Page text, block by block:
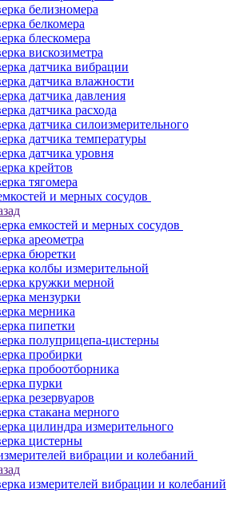
белизномера
белкомера
блескомера
вискозиметра
датчика вибрации
датчика влажности
датчика давления
датчика расхода
датчика силоизмерительного
датчика температуры
датчика уровня
крейтов
тягомера
и мерных сосудов
емкостей и мерных сосудов
ареометра
бюретки
колбы измерительной
кружки мерной
мензурки
мерника
пипетки
полуприцепа-цистерны
пробирки
пробоотборника
пурки
резервуаров
стакана мерного
цилиндра измерительного
цистерны
вибрации и колебаний
измерителей вибрации и колебаний